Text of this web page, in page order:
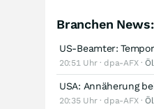
Branchen
US-Beamter:
20:51 Uhr · dpa-AFX ·
USA: Annäherung
20:35 Uhr · dpa-AFX ·